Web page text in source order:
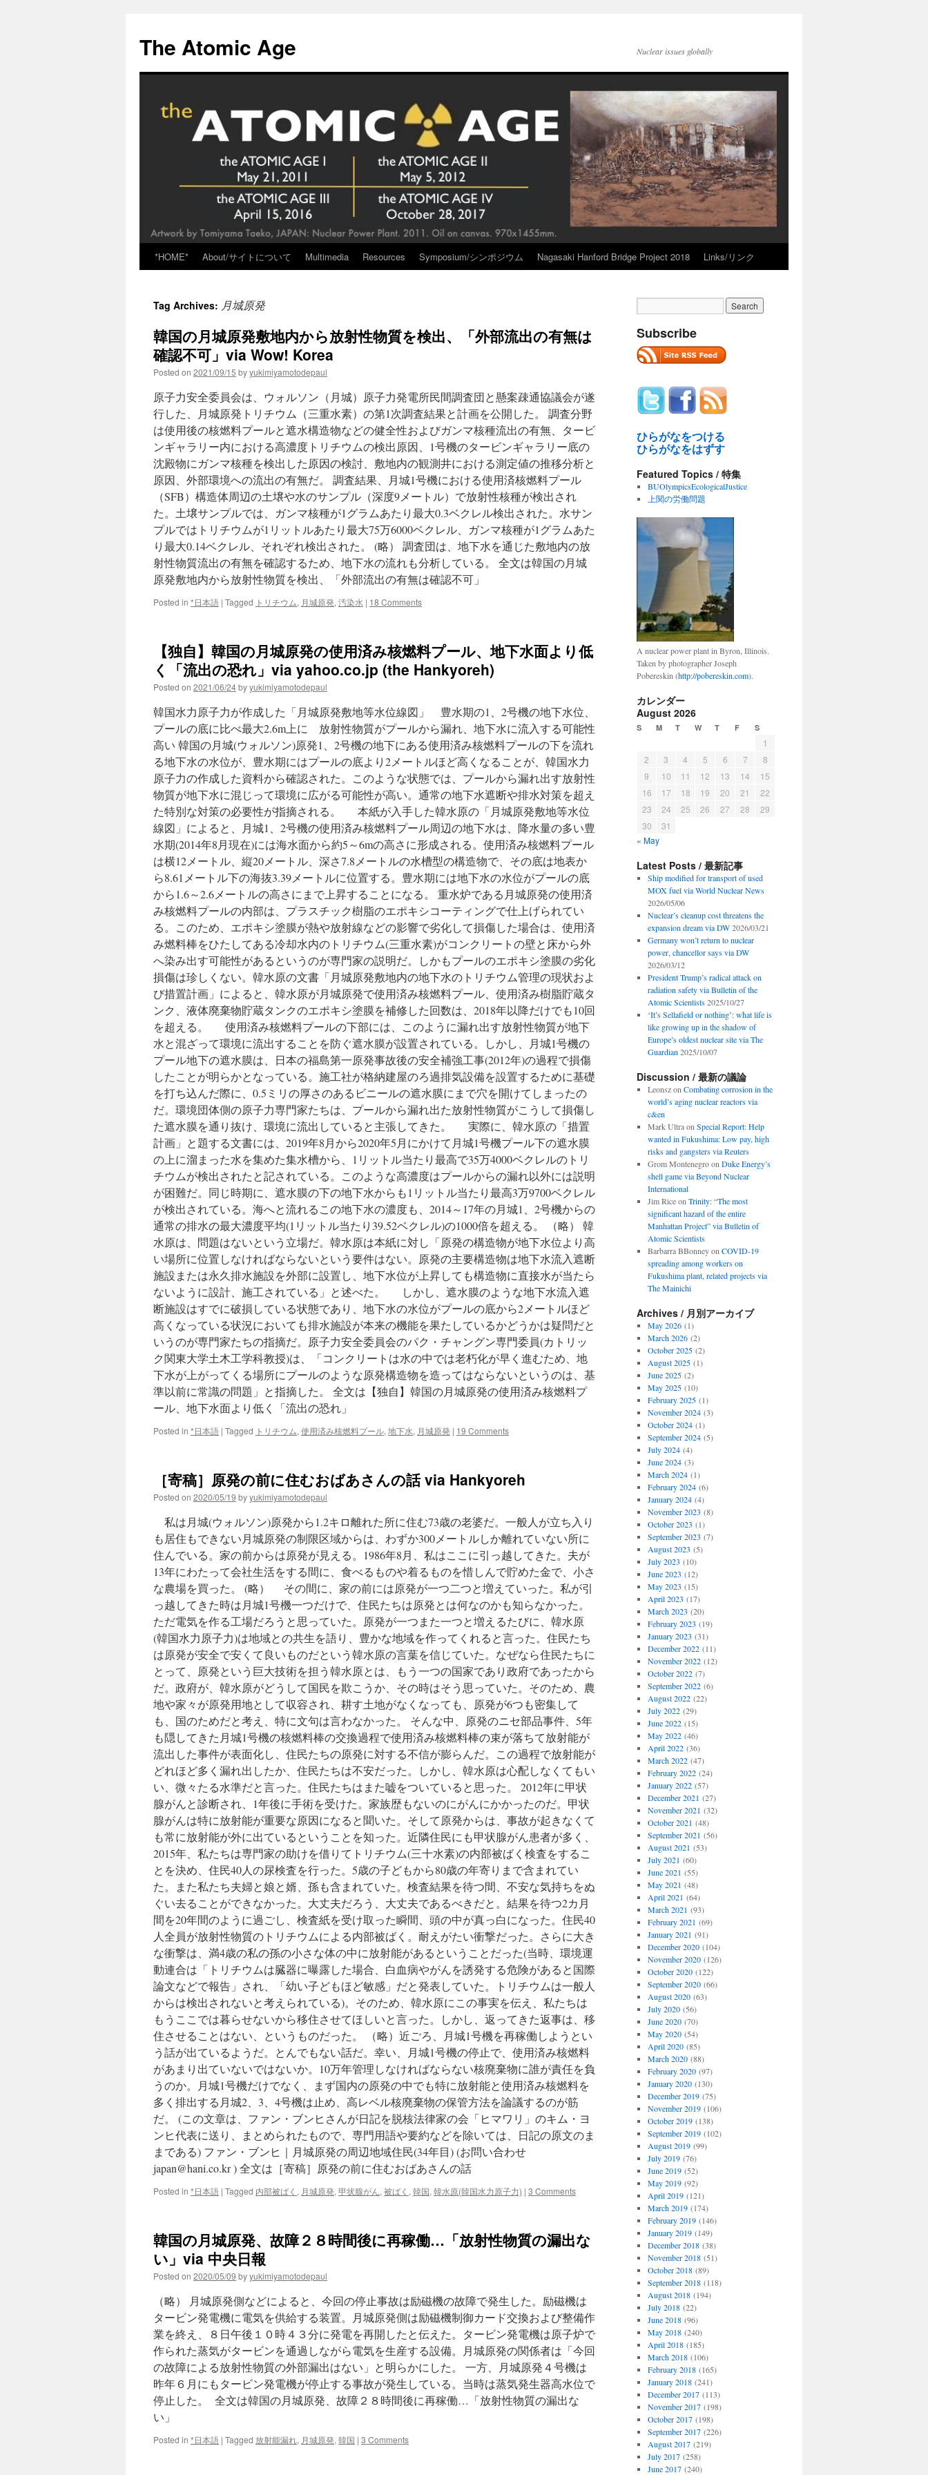
content
The Atomic Age Nuclear issues globally
*HOME* About/サイトについて Multimedia Resources Symposium/シンポジウム Nagasaki Hanford Bridge Project 2018 Links/リンク
Tag Archives: 月城原発
韓国の月城原発敷地内から放射性物質を検出、「外部流出の有無は
確認不可」via Wow! Korea
Posted on 2021/09/15 byyukimiyamotodepaul
原子力安全委員会は、ウォルソン（月城）原子力発電所民間調査団と懸案疎通協議会が遂
行した、月城原発トリチウム（三重水素）の第1次調査結果と計画を公開した。 調査分野
は使用後の核燃料プールと遮水構造物などの健全性およびガンマ核種流出の有無、タービ
ンギャラリー内における高濃度トリチウムの検出原因、1号機のタービンギャラリー底の
沈殿物にガンマ核種を検出した原因の検討、敷地内の観測井における測定値の推移分析と
原因、外部環境への流出の有無だ。 調査結果、月城1号機における使用済核燃料プール
（SFB）構造体周辺の土壌や水のサンプル（深度9メートル）で放射性核種が検出され
た。土壌サンプルでは、ガンマ核種が1グラムあたり最大0.3ベクレル検出された。水サン
プルではトリチウムが1リットルあたり最大75万6000ベクレル、ガンマ核種が1グラムあた
り最大0.14ベクレル、それぞれ検出された。 (略） 調査団は、地下水を通じた敷地内の放
射性物質流出の有無を確認するため、地下水の流れも分析している。 全文は韓国の月城
原発敷地内から放射性物質を検出、「外部流出の有無は確認不可」
Posted in *日本語 | Tagged トリチウム, 月城原発, 汚染水 | 18 Comments
【独自】韓国の月城原発の使用済み核燃料プール、地下水面より低
く「流出の恐れ」via yahoo.co.jp (the Hankyoreh)
Posted on 2021/06/24byyukimiyamotodepaul
韓国水力原子力が作成した「月城原発敷地等水位線図」 豊水期の1、2号機の地下水位、
プールの底に比べ最大2.6m上に 放射性物質がプールから漏れ、地下水に流入する可能性
高い 韓国の月城(ウォルソン)原発1、2号機の地下にある使用済み核燃料プールの下を流れ
る地下水の水位が、豊水期にはプールの底より2メートルほど高くなることが、韓国水力
原子力の作成した資料から確認された。このような状態では、プールから漏れ出す放射性
物質が地下水に混じって環境に広がる可能性が高い。通常の地下水遮断や排水対策を超え
た特別な対策の必要性が指摘される。 本紙が入手した韓水原の「月城原発敷地等水位
線図」によると、月城1、2号機の使用済み核燃料プール周辺の地下水は、降水量の多い豊
水期(2014年8月現在)には海水面から約5～6mの高さに形成される。使用済み核燃料プール
は横12メートル、縦20メートル、深さ7.8メートルの水槽型の構造物で、その底は地表か
ら8.61メートル下の海抜3.39メートルに位置する。豊水期には地下水の水位がプールの底
から1.6～2.6メートルの高さにまで上昇することになる。 重水炉である月城原発の使用済
み核燃料プールの内部は、プラスチック樹脂のエポキシコーティングで仕上げられてい
る。このため、エポキシ塗膜が熱や放射線などの影響で劣化して損傷した場合は、使用済
み燃料棒をひたしてある冷却水内のトリチウム(三重水素)がコンクリートの壁と床から外
へ染み出す可能性があるというのが専門家の説明だ。しかもプールのエポキシ塗膜の劣化
損傷は珍しくない。韓水原の文書「月城原発敷地内の地下水のトリチウム管理の現状およ
び措置計画」によると、韓水原が月城原発で使用済み核燃料プール、使用済み樹脂貯蔵タ
ンク、液体廃棄物貯蔵タンクのエポキシ塗膜を補修した回数は、2018年以降だけでも10回
を超える。 使用済み核燃料プールの下部には、このように漏れ出す放射性物質が地下
水と混ざって環境に流出することを防ぐ遮水膜が設置されている。しかし、月城1号機の
プール地下の遮水膜は、日本の福島第一原発事故後の安全補強工事(2012年)の過程で損傷
したことが明らかとなっている。施工社が格納建屋のろ過排気設備を設置するために基礎
を打ち込んだ際に、0.5ミリの厚さのあるビニールの遮水膜にまで穴を開けてしまったの
だ。環境団体側の原子力専門家たちは、プールから漏れ出た放射性物質がこうして損傷し
た遮水膜を通り抜け、環境に流出していると主張してきた。 実際に、韓水原の「措置
計画」と題する文書には、2019年8月から2020年5月にかけて月城1号機プール下の遮水膜
の上に溜まった水を集めた集水槽から、1リットル当たり最高で35万4000ベクレルのトリ
チウムが検出されたと記されている。このような高濃度はプールからの漏れ以外には説明
が困難だ。同じ時期に、遮水膜の下の地下水からも1リットル当たり最高3万9700ベクレル
が検出されている。海へと流れるこの地下水の濃度も、2014～17年の月城1、2号機からの
通常の排水の最大濃度平均(1リットル当たり39.52ベクレル)の1000倍を超える。 （略） 韓
水原は、問題はないという立場だ。韓水原は本紙に対し「原発の構造物が地下水位より高
い場所に位置しなければならないという要件はない。原発の主要構造物は地下水流入遮断
施設または永久排水施設を外部に設置し、地下水位が上昇しても構造物に直接水が当たら
ないように設計、施工されている」と述べた。 しかし、遮水膜のような地下水流入遮
断施設はすでに破損している状態であり、地下水の水位がプールの底から2メートルほど
高くなっている状況においても排水施設が本来の機能を果たしているかどうかは疑問だと
いうのが専門家たちの指摘だ。原子力安全委員会のパク・チャングン専門委員(カトリッ
ク関東大学土木工学科教授)は、「コンクリートは水の中では老朽化が早く進むため、地
下水が上がってくる場所にプールのような原発構造物を造ってはならないというのは、基
準以前に常識の問題」と指摘した。 全文は【独自】韓国の月城原発の使用済み核燃料プ
ール、地下水面より低く「流出の恐れ」
Posted in *日本語 | Tagged トリチウム, 使用済み核燃料プール, 地下水, 月城原発 | 19 Comments
［寄稿］原発の前に住むおばあさんの話 via Hankyoreh
Posted on 2020/05/19 byyukimiyamotodepaul
私は月城(ウォルソン)原発から1.2キロ離れた所に住む73歳の老婆だ。一般人が立ち入り
も居住もできない月城原発の制限区域からは、わずか300メートルしか離れていない所に
住んでいる。家の前からは原発が見える。1986年8月、私はここに引っ越してきた。夫が
13年にわたって会社生活をする間に、食べるものや着るものを惜しんで貯めた金で、小さ
な農場を買った。 (略） その間に、家の前には原発が一つ二つと増えていった。私が引
っ越してきた時は月城1号機一つだけで、住民たちは原発とは何なのかも知らなかった。
ただ電気を作る工場だろうと思っていた。原発が一つまた一つと増えるたびに、韓水原
(韓国水力原子力)は地域との共生を語り、豊かな地域を作ってくれると言った。住民たち
は原発が安全で安くて良いものだという韓水原の言葉を信じていた。なぜなら住民たちに
とって、原発という巨大技術を担う韓水原とは、もう一つの国家であり政府であったから
だ。政府が、韓水原がどうして国民を欺こうか、その時はそう思っていた。そのため、農
地や家々が原発用地として収容され、耕す土地がなくなっても、原発が6つも密集して
も、国のためだと考え、特に文句は言わなかった。 そんな中、原発のニセ部品事件、5年
も隠してきた月城1号機の核燃料棒の交換過程で使用済み核燃料棒の束が落ちて放射能が
流出した事件が表面化し、住民たちの原発に対する不信が膨らんだ。この過程で放射能が
どれほど多く漏れ出したか、住民たちは不安だった。しかし、韓水原は心配しなくてもい
い、微々たる水準だと言った。住民たちはまた嘘をついていると思った。 2012年に甲状
腺がんと診断され、1年後に手術を受けた。家族歴もないのにがんにかかったのだ。甲状
腺がんは特に放射能が重要な原因になると聞いた。そして原発からは、事故が起きなくて
も常に放射能が外に出ているということを知った。近隣住民にも甲状腺がん患者が多く、
2015年、私たちは専門家の助けを借りてトリチウム(三十水素)の内部被ばく検査をするこ
とを決め、住民40人の尿検査を行った。5歳の子どもから80歳の年寄りまで含まれてい
た。また私たち夫婦と娘と婿、孫も含まれていた。検査結果を待つ間、不安な気持ちをぬ
ぐい去ることができなかった。大丈夫だろう、大丈夫であるべきだと。結果を待つ2カ月
間を20年間のように過ごし、検査紙を受け取った瞬間、頭の中が真っ白になった。住民40
人全員が放射性物質のトリチウムによる内部被ばく。耐えがたい衝撃だった。さらに大き
な衝撃は、満4歳の私の孫の小さな体の中に放射能があるということだった(当時、環境運
動連合は「トリチウムは臓器に曝露した場合、白血病やがんを誘発する危険があると国際
論文などで報告」され、「幼い子どもほど敏感」だと発表していた。トリチウムは一般人
からは検出されないと考えられている)。そのため、韓水原にこの事実を伝え、私たちは
もうここでは暮らせないから移住させてほしいと言った。しかし、返ってきた返事は、移
住させることはない、というものだった。 （略）近ごろ、月城1号機を再稼働しようとい
う話が出ているようだ。とんでもない話だ。幸い、月城1号機の停止で、使用済み核燃料
があまり出ていないではないか。10万年管理しなければならない核廃棄物に誰が責任を負
うのか。月城1号機だけでなく、まず国内の原発の中でも特に放射能と使用済み核燃料を
多く排出する月城2、3、4号機は止め、高レベル核廃棄物の保管方法を論議するのが筋
だ。 (この文章は、ファン・ブンヒさんが日記を脱核法律家の会「ヒマワリ」のキム・ヨ
ンヒ代表に送り、まとめられたもので、専門用語や要約などを除いては、日記の原文のま
まである) ファン・ブンヒ｜月城原発の周辺地域住民(34年目) (お問い合わせ
japan@hani.co.kr ) 全文は［寄稿］原発の前に住むおばあさんの話
Posted in *日本語 | Tagged 内部被ばく , 月城原発, 甲状腺がん, 被ばく , 韓国, 韓水原(韓国水力原子力) | 3 Comments
韓国の月城原発、故障２８時間後に再稼働…「放射性物質の漏出な
い」via 中央日報
Posted on 2020/05/09 byyukimiyamotodepaul
（略） 月城原発側などによると、今回の停止事故は励磁機の故障で発生した。励磁機は
タービン発電機に電気を供給する装置。月城原発側は励磁機制御カード交換および整備作
業を終え、８日午後１０時４３分に発電を再開したと伝えた。タービン発電機は原子炉で
作られた蒸気がタービンを通過しながら電気を生産する設備。月城原発の関係者は「今回
の故障による放射性物質の外部漏出はない」と明らかにした。 一方、月城原発４号機は
昨年６月にもタービン発電機が停止する事故が発生している。当時は蒸気発生器高水位で
停止した。 全文は韓国の月城原発、故障２８時間後に再稼働…「放射性物質の漏出な
い」
Posted in *日本語 | Tagged 放射能漏れ, 月城原発, 韓国 | 3 Comments
Subscribe
ひらがなをつける
ひらがなをはずす
Featured Topics / 特集
BUOlympicsEcologicalJustice
上関の労働問題
A nuclear power plant in Byron, Illinois.
Taken by photographer Joseph
Pobereskin (http://pobereskin.com).
カレンダー
August 2026
S M T W T F S
1
2
3 4 5 6 7
8
9
10 11 12 13 14
15
16
17 18 19 20 21
22
23
24 25 26 27 28
29
30
31
« May
Latest Posts / 最新記事
Ship modified for transport of used
MOX fuel via World Nuclear News
2026/05/06
Nuclear’s cleanup cost threatens the
expansion dream via DW 2026/03/21
Germany won’t return to nuclear
power, chancellor says via DW
2026/03/12
President Trump’s radical attack on
radiation safety via Bulletin of the
Atomic Scientists 2025/10/27
‘It’s Sellafield or nothing’: what life is
like growing up in the shadow of
Europe’s oldest nuclear site via The
Guardian 2025/10/07
Discussion / 最新の議論
Leonszon Combating corrosion in the
world’s aging nuclear reactors via
c&en
Mark Ultraon Special Report: Help
wanted in Fukushima: Low pay, high
risks and gangsters via Reuters
Grom Montenegroon Duke Energy’s
shell game via Beyond Nuclear
International
Jim Riceon Trinity: “The most
significant hazard of the entire
Manhattan Project” via Bulletin of
Atomic Scientists
Barbarra BBonneyon COVID-19
spreading among workers on
Fukushima plant, related projects via
The Mainichi
Archives / 月別アーカイブ
May 2026(1)
March 2026(2)
October 2025(2)
August 2025(1)
June 2025(2)
May 2025(10)
February 2025(1)
November 2024(3)
October 2024(1)
September 2024(5)
July 2024(4)
June 2024(3)
March 2024(1)
February 2024(6)
January 2024(4)
November 2023 (8)
October 2023 (1)
September 2023 (7)
August 2023 (5)
July 2023 (10)
June 2023 (12)
May 2023 (15)
April 2023 (17)
March 2023 (20)
February 2023 (19)
January 2023 (31)
December 2022(11)
November 2022(12)
October 2022(7)
September 2022(6)
August 2022(22)
July 2022(29)
June 2022(15)
May 2022(46)
April 2022(36)
March 2022(47)
February 2022(24)
January 2022(57)
December 2021 (27)
November 2021 (32)
October 2021 (48)
September 2021 (56)
August 2021 (53)
July 2021 (60)
June 2021 (55)
May 2021 (48)
April 2021 (64)
March 2021 (93)
February 2021 (69)
January 2021 (91)
December 2020(104)
November 2020(126)
October 2020(122)
September 2020(66)
August 2020(63)
July 2020(56)
June 2020(70)
May 2020(54)
April 2020(85)
March 2020(88)
February 2020(97)
January 2020(130)
December 2019(75)
November 2019(106)
October 2019(138)
September 2019(102)
August 2019(99)
July 2019(76)
June 2019(52)
May 2019(92)
April 2019(121)
March 2019(174)
February 2019(146)
January 2019(149)
December 2018(38)
November 2018(51)
October 2018(89)
September 2018(118)
August 2018(194)
July 2018(22)
June 2018(96)
May 2018(240)
April 2018(185)
March 2018(106)
February 2018(165)
January 2018(241)
December 2017(113)
November 2017(198)
October 2017(198)
September 2017(226)
August 2017(219)
July 2017(258)
June 2017(240)